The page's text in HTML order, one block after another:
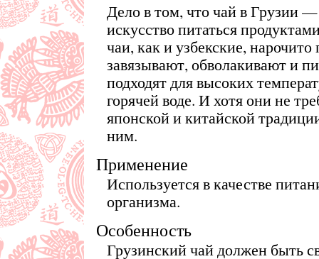
Дело в том, что чай в Грузии
искусство питаться
чаи, как и узбекские,
завязывают, обволакивают и
подходят для высоких
горячей воде. И хотя они не
японской и китайской
ним.
Применение
Используется в качестве
организма.
Особенность
Грузинский чай должен быть